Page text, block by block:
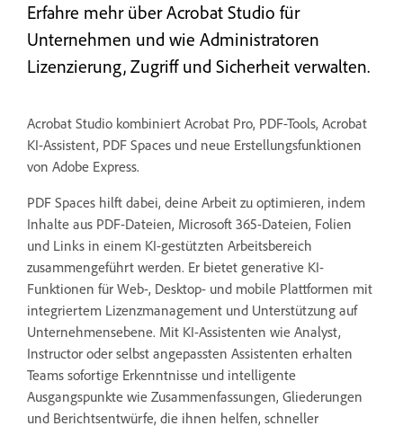
Erfahre mehr über Acrobat Studio für
Unternehmen und wie Administratoren
Lizenzierung, Zugriff und Sicherheit verwalten.
Acrobat Studio kombiniert Acrobat Pro, PDF-Tools, Acrobat
KI-Assistent, PDF Spaces und neue Erstellungsfunktionen
von Adobe Express.
PDF Spaces hilft dabei, deine Arbeit zu optimieren, indem
Inhalte aus PDF-Dateien, Microsoft 365-Dateien, Folien
und Links in einem KI-gestützten Arbeitsbereich
zusammengeführt werden. Er bietet generative KI-
Funktionen für Web-, Desktop- und mobile Plattformen mit
integriertem Lizenzmanagement und Unterstützung auf
Unternehmensebene. Mit KI-Assistenten wie Analyst,
Instructor oder selbst angepassten Assistenten erhalten
Teams sofortige Erkenntnisse und intelligente
Ausgangspunkte wie Zusammenfassungen, Gliederungen
und Berichtsentwürfe, die ihnen helfen, schneller